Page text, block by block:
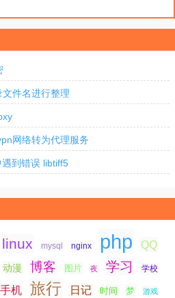
件名进行整理
网络转为代理服务
到错误 libtiff5
linux mysql nginx php QQ
动漫 博客 图片 夜 学习 学校
手机 旅行 日记 时间 梦 游戏